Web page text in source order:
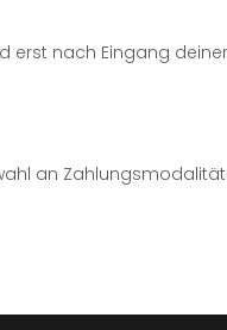
erst nach Eingang
an